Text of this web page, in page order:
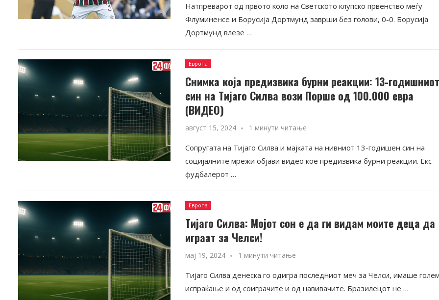
Натпреварот од првото коло на Светското клупско првенство меѓу
Флуминенсе и Борусија Дортмунд заврши без голови, 0-0. Борусија
Дортмунд влезе …
Европа
Снимка која предизвика бурни реакции: 13-годишниот
син на Тијаго Силва вози Порше од 100.000 евра
(ВИДЕО)
август 15, 2024 1 минути читање
Сопругата на Тијаго Силва и мајката на нивниот 13-годишен син на
социјалните мрежи објави видео кое предизвика бурни реакции. Екс-
фудбалерот …
Европа
Тијаго Силва: Мојот сон е да ги видам моите деца да
играат за Челси!
мај 19, 2024 1 минути читање
Тијаго Силва денеска го одигра последниот меч за Челси, имаше
испраќање и од соиграчите и од навивачите. Бразилецот не …